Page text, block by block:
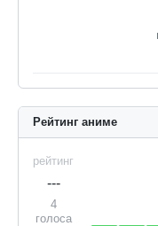
Рейтинг аниме
рейтинг
---
4
голоса